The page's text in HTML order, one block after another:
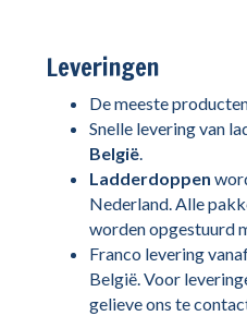
Leveringen
De meeste
Snelle levering van
België.
Ladderdoppen
Nederland. Alle
worden opgestuurd
Franco levering
België. Voor
gelieve ons te